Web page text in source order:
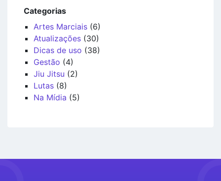
Categorias
Artes Marciais (6)
Atualizações (30)
Dicas de uso (38)
Gestão (4)
Jiu Jitsu (2)
Lutas (8)
Na Mídia (5)